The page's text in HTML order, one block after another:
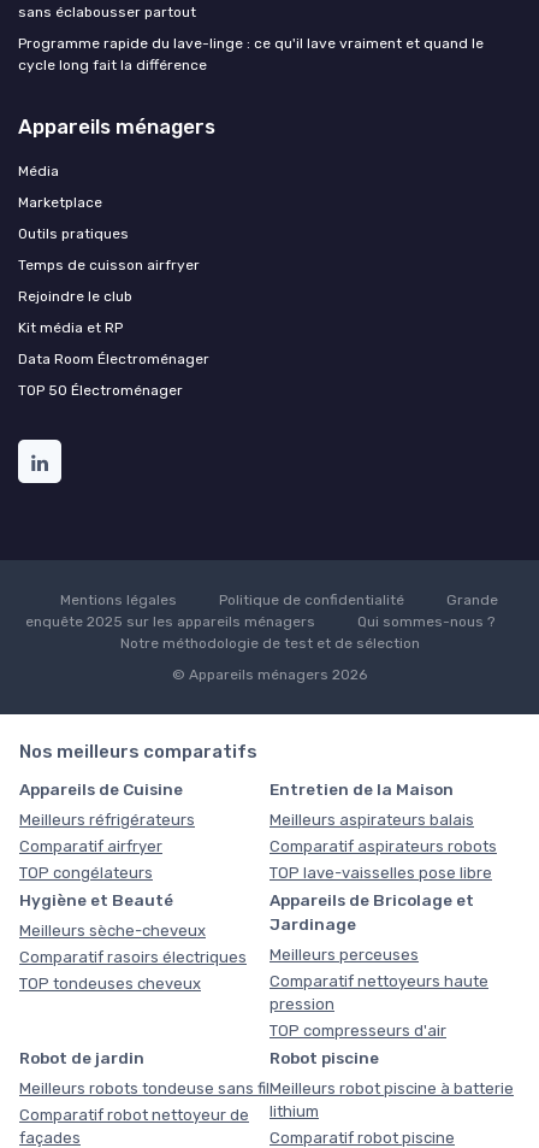
sans éclabousser partout
Programme rapide du lave-linge : ce qu'il lave vraiment et quand le
cycle long fait la différence
Appareils ménagers
Média
Marketplace
Outils pratiques
Temps de cuisson airfryer
Rejoindre le club
Kit média et RP
Data Room Électroménager
TOP 50 Électroménager
Mentions légales Politique de confidentialité
Grande
enquête 2025 sur les appareils ménagers
Qui sommes-nous ?
Notre méthodologie de test et de sélection
© Appareils ménagers 2026
Nos meilleurs comparatifs
Appareils de Cuisine
Meilleurs réfrigérateurs
Comparatif airfryer
TOP congélateurs
Entretien de la Maison
Meilleurs aspirateurs balais
Comparatif aspirateurs robots
TOP lave-vaisselles pose libre
Hygiène et Beauté
Meilleurs sèche-cheveux
Comparatif rasoirs électriques
TOP tondeuses cheveux
Appareils de Bricolage et
Jardinage
Meilleurs perceuses
Comparatif nettoyeurs haute
pression
TOP compresseurs d'air
Robot de jardin
Meilleurs robots tondeuse sans fil
Comparatif robot nettoyeur de
façades
Robot piscine
Meilleurs robot piscine à batterie
lithium
Comparatif robot piscine